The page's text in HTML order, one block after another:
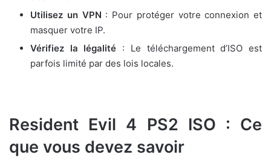
Utilisez un VPN : Pour protéger votre connexion et
masquer votre IP.
Vérifiez la légalité : Le téléchargement d’ISO est
parfois limité par des lois locales.
Resident Evil 4 PS2 ISO : Ce
que vous devez savoir